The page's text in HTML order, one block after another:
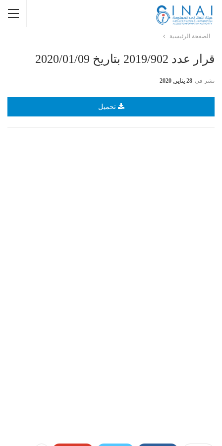
الصفحة الرئيسية
قرار عدد 2019/902 بتاريخ 2020/01/09
نشر في 28 يناير, 2020
تحميل